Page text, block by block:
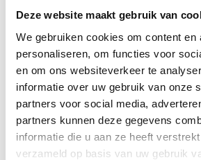
Deze website maakt gebruik van
We gebruiken cookies om content en
personaliseren, om functies voor
en om ons websiteverkeer te
informatie over uw gebruik van onze
partners voor social media,
partners kunnen deze gegevens
informatie die u aan ze heeft
verzameld op basis van uw gebruik
monteren met VCA